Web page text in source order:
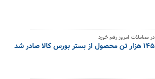
در معاملات امروز رقم خورد
۱۴۵ هزار تن محصول از بستر بورس کالا صادر شد